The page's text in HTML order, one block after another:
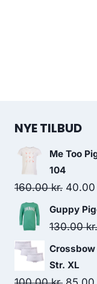
NYE TILBUD
Me Too
104
160.00kr.
price
was:
40.00
Guppy
130.00kr.
Str. XL